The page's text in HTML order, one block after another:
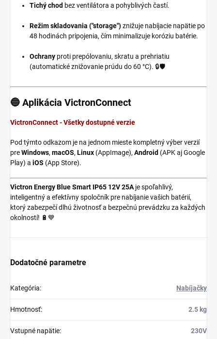
Tichý chod bez ventilátora a pohyblivých častí.
Režim skladovania ("storage")znižuje nabíjacie napätie po
48 hodinách pripojenia, čím minimalizuje koróziu batérie.
Ochrany proti prepólovaniu, skratu a prehriatiu
(automatické znižovanie prúdu do 60 °C). 🔒🛡️
🔵 Aplikácia VictronConnect
VictronConnect - Všetky dostupné verzie
Pod týmto odkazom je na jednom mieste kompletný výber verzií
preWindows, macOS, Linux (AppImage), Android (APK aj Google
Play) a iOS (App Store).
Victron Energy Blue Smart IP65 12V 25A je spoľahlivý,
inteligentný a efektívny spoločník pre nabíjanie vašich batérií,
ktorý zabezpečí dlhú životnosť a bezpečnú prevádzku za každých
okolností! 🔋💙
Dodatočné parametre
Kategória: Nabíjačky
Hmotnosť: 2.5 kg
Vstupné napätie: 230V